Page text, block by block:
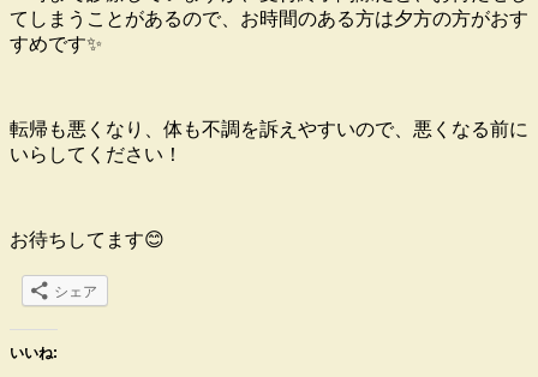
てしまうことがあるので、お時間のある方は夕方の方がおす
すめです✨
転帰も悪くなり、体も不調を訴えやすいので、悪くなる前に
いらしてください！
お待ちしてます😊
シェア
いいね: